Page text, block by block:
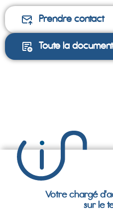
Prendre contact
Toute la
Votre chargé
sur le